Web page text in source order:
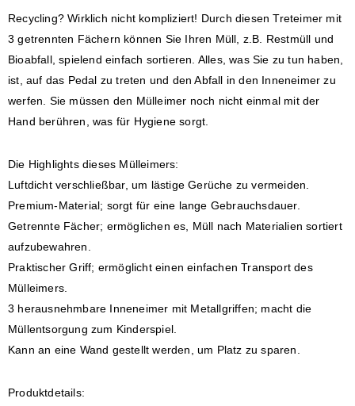
Recycling? Wirklich nicht kompliziert! Durch diesen Treteimer mit
3 getrennten Fächern können Sie Ihren Müll, z.B. Restmüll und
Bioabfall, spielend einfach sortieren. Alles, was Sie zu tun haben,
ist, auf das Pedal zu treten und den Abfall in den Inneneimer zu
werfen. Sie müssen den Mülleimer noch nicht einmal mit der
Hand berühren, was für Hygiene sorgt.
Die Highlights dieses Mülleimers:
Luftdicht verschließbar, um lästige Gerüche zu vermeiden.
Premium-Material; sorgt für eine lange Gebrauchsdauer.
Getrennte Fächer; ermöglichen es, Müll nach Materialien sortiert
aufzubewahren.
Praktischer Griff; ermöglicht einen einfachen Transport des
Mülleimers.
3 herausnehmbare Inneneimer mit Metallgriffen; macht die
Müllentsorgung zum Kinderspiel.
Kann an eine Wand gestellt werden, um Platz zu sparen.
Produktdetails: